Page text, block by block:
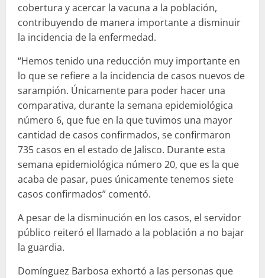
cobertura y acercar la vacuna a la población,
contribuyendo de manera importante a disminuir
la incidencia de la enfermedad.
“Hemos tenido una reducción muy importante en
lo que se refiere a la incidencia de casos nuevos de
sarampión. Únicamente para poder hacer una
comparativa, durante la semana epidemiológica
número 6, que fue en la que tuvimos una mayor
cantidad de casos confirmados, se confirmaron
735 casos en el estado de Jalisco. Durante esta
semana epidemiológica número 20, que es la que
acaba de pasar, pues únicamente tenemos siete
casos confirmados” comentó.
A pesar de la disminución en los casos, el servidor
público reiteró el llamado a la población a no bajar
la guardia.
Domínguez Barbosa exhortó a las personas que